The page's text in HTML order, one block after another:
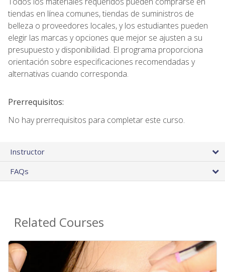
tiendas en línea comunes, tiendas de suministros de
belleza o proveedores locales, y los estudiantes pueden
elegir las marcas y opciones que mejor se ajusten a su
presupuesto y disponibilidad. El programa proporciona
orientación sobre especificaciones recomendadas y
alternativas cuando corresponda.
Prerrequisitos:
No hay prerrequisitos para completar este curso.
Instructor
FAQs
Related Courses